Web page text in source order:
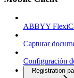
ABBYY
Capturar
Configuración
Registration